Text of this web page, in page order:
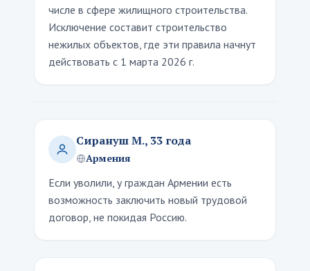
числе в сфере жилищного строительства.
Исключение составит строительство
нежилых объектов, где эти правила начнут
действовать с 1 марта 2026 г.
Сирануш М., 33 года
Армения
Если уволили, у граждан Армении есть
возможность заключить новый трудовой
договор, не покидая Россию.